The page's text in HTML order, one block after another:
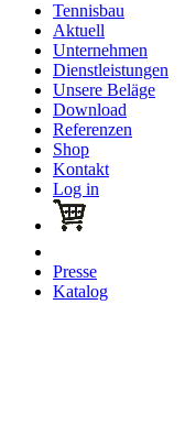
Tennisbau
Aktuell
Unternehmen
Dienstleistungen
Unsere Beläge
Download
Referenzen
Shop
Kontakt
Log in
Presse
Katalog